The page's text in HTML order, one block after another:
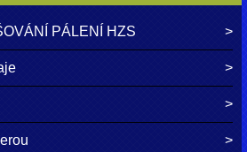
PÁLENÍ HZS